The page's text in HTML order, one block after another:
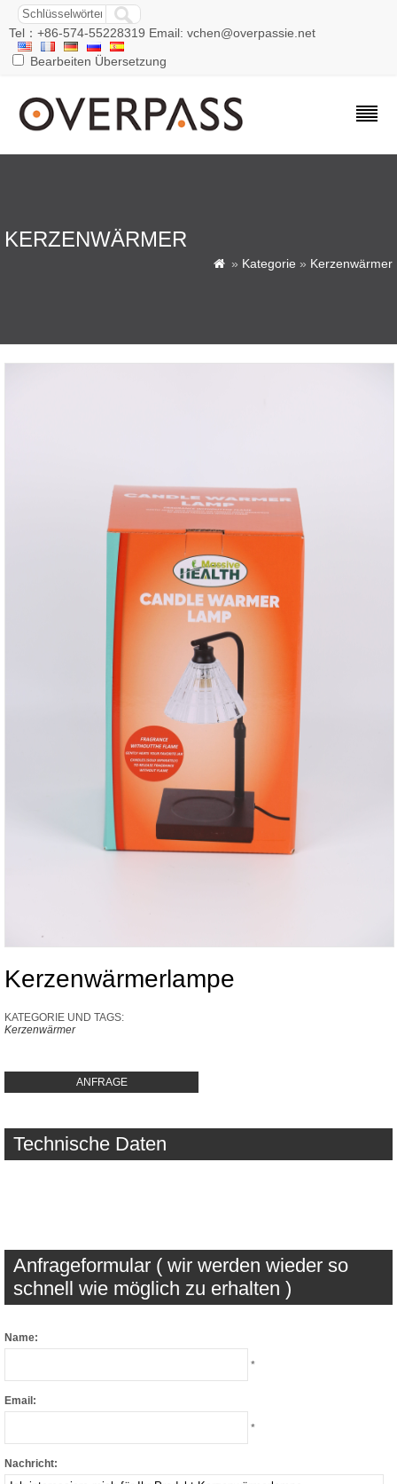
Tel：+86-574-55228319 Email: vchen@overpassie.net
Bearbeiten Übersetzung
KERZENWÄRMER
 » Kategorie » Kerzenwärmer
Kerzenwärmerlampe
KATEGORIE UND TAGS:
Kerzenwärmer
ANFRAGE
Technische Daten
Anfrageformular ( wir werden wieder so
schnell wie möglich zu erhalten )
Name:
*
Email:
*
Nachricht: